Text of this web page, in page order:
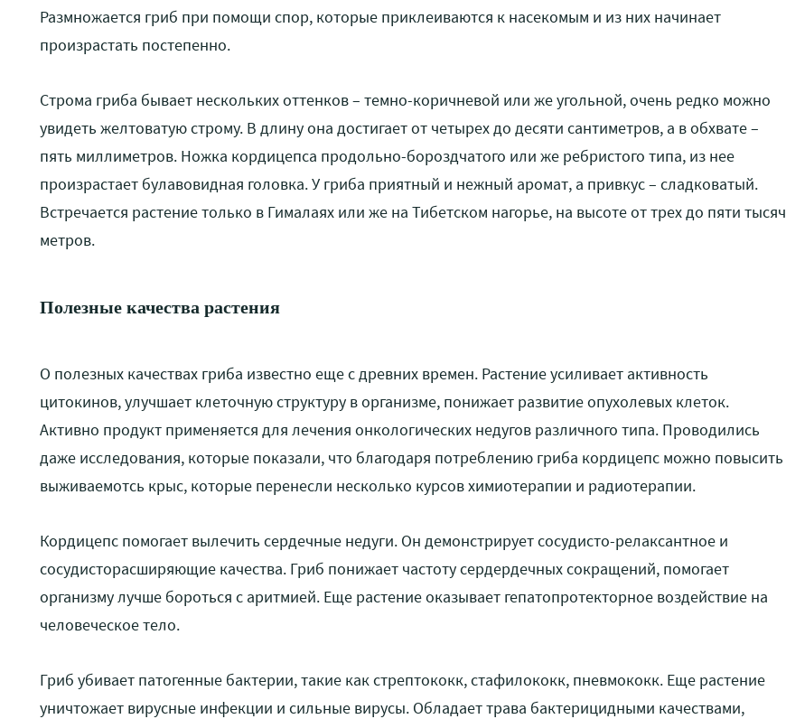
Размножается гриб при помощи спор, которые приклеиваются к насекомым и из них начинает
произрастать постепенно.
Строма гриба бывает нескольких оттенков – темно-коричневой или же угольной, очень редко можно
увидеть желтоватую строму. В длину она достигает от четырех до десяти сантиметров, а в обхвате –
пять миллиметров. Ножка кордицепса продольно-бороздчатого или же ребристого типа, из нее
произрастает булавовидная головка. У гриба приятный и нежный аромат, а привкус – сладковатый.
Встречается растение только в Гималаях или же на Тибетском нагорье, на высоте от трех до пяти тысяч
метров.
Полезные качества растения
О полезных качествах гриба известно еще с древних времен. Растение усиливает активность
цитокинов, улучшает клеточную структуру в организме, понижает развитие опухолевых клеток.
Активно продукт применяется для лечения онкологических недугов различного типа. Проводились
даже исследования, которые показали, что благодаря потреблению гриба кордицепс можно повысить
выживаемотсь крыс, которые перенесли несколько курсов химиотерапии и радиотерапии.
Кордицепс помогает вылечить сердечные недуги. Он демонстрирует сосудисто-релаксантное и
сосудисторасширяющие качества. Гриб понижает частоту сердердечных сокращений, помогает
организму лучше бороться с аритмией. Еще растение оказывает гепатопротекторное воздействие на
человеческое тело.
Гриб убивает патогенные бактерии, такие как стрептококк, стафилококк, пневмококк. Еще растение
уничтожает вирусные инфекции и сильные вирусы. Обладает трава бактерицидными качествами,